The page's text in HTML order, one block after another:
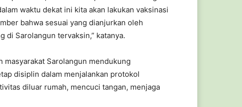
waktu dekat ini kita akan lakukan vaksinasi
bahwa sesuai yang dianjurkan oleh
di Sarolangun tervaksin,” katanya.
masyarakat Sarolangun mendukung
disiplin dalam menjalankan protokol
diluar rumah, mencuci tangan, menjaga